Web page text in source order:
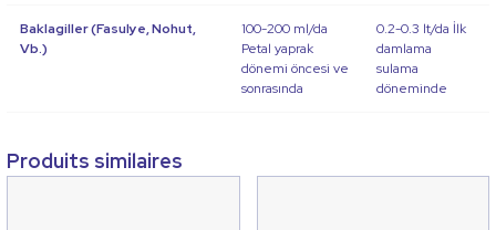
Baklagiller (Fasulye, Nohut,
Vb.)
100-200 ml/da
Petal yaprak
dönemi öncesi ve
sonrasında
0.2-0.3 lt/da İlk
damlama
sulama
döneminde
Produits similaires